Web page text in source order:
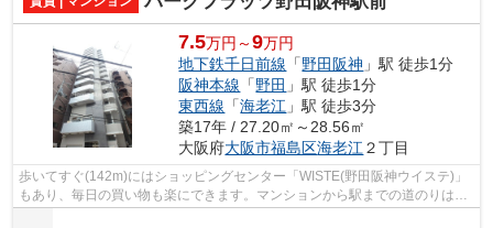
7.5万円～9万円
地下鉄千日前線 「野田阪神 」駅 徒歩1分
阪神本線 「野田 」駅 徒歩1分
東西線 「海老江 」駅 徒歩3分
築17年 / 27.20㎡～28.56㎡
大阪府大阪市福島区海老江 ２丁目
歩いてすぐ(142m)にはショッピングセンター「WISTE(野田阪神ウイステ)」
もあり、毎日の買い物も楽にできます。マンションから駅までの道のりは、